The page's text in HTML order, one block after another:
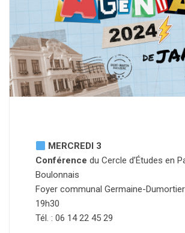
MERCREDI 3
Conférence du Cercle d’Études en
Boulonnais
Foyer communal Germaine-
19h30
Tél. : 06 14 22 45 29